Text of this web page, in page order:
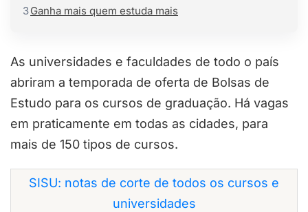
3Ganha mais quem estuda mais
As universidades e faculdades de todo o país
abriram a temporada de oferta de Bolsas de
Estudo para os cursos de graduação. Há vagas
em praticamente em todas as cidades, para
mais de 150 tipos de cursos.
SISU: notas de corte de todos os cursos e
universidades